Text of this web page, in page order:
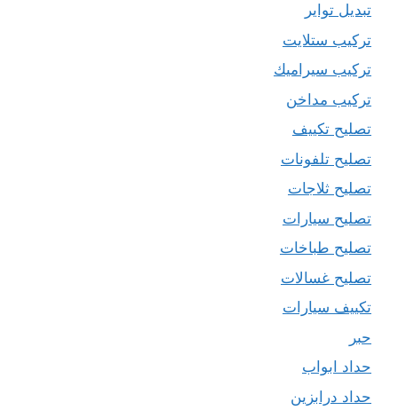
تبديل تواير
تركيب ستلايت
تركيب سيراميك
تركيب مداخن
تصليح تكييف
تصليح تلفونات
تصليح ثلاجات
تصليح سيارات
تصليح طباخات
تصليح غسالات
تكييف سيارات
حبر
حداد ابواب
حداد درابزين